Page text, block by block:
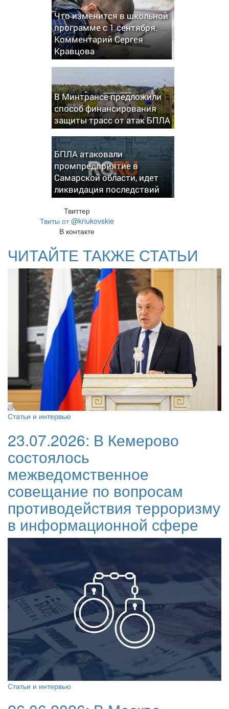
Что изменится в школьной
программе с 1 сентября.
Комментарий Сергея
Кравцова
В Минтрансе предложили
способ финансирования
защиты трасс от атак БПЛА
БПЛА атаковали
промпредприятие в
Самарской области, идет
ликвидация последствий
Твиттер
Твиты от @kriukovskie
В контакте
ЧИТАЙТЕ ТАКЖЕ СТАТЬИ
Статьи и интервью
23.07.2026: В Кемерово
состоялось
межведомственное
совещание по вопросам
противодействия терроризму
в информационной сфере
Статьи и интервью